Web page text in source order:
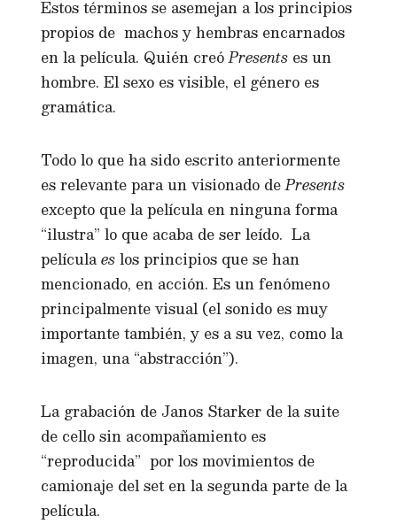
Estos términos se asemejan a los principios
propios de machos y hembras encarnados
en la película. Quién creóPresents es un
hombre. El sexo es visible, el género es
gramática.
Todo lo que ha sido escrito anteriormente
es relevante para un visionado dePresents
excepto que la película en ninguna forma
“ilustra” lo que acaba de ser leído. La
películaeslos principios que se han
mencionado, en acción. Es un fenómeno
principalmente visual (el sonido es muy
importante también, y es a su vez, como la
imagen, una “abstracción”).
La grabación de Janos Starker de la suite
de cello sin acompañamiento es
“reproducida” por los movimientos de
camionaje del set en la segunda parte de la
película.